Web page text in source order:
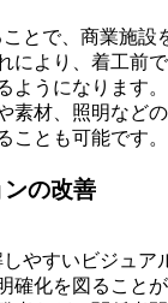
とで、商業施設
により、着工前
ようになります
素材、照明など
ことも可能です。
の改善
やすいビジュア
確化を図ること